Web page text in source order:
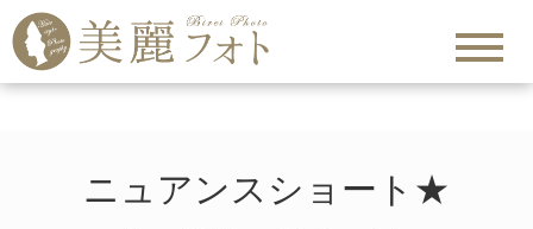
ニュアンスショート★